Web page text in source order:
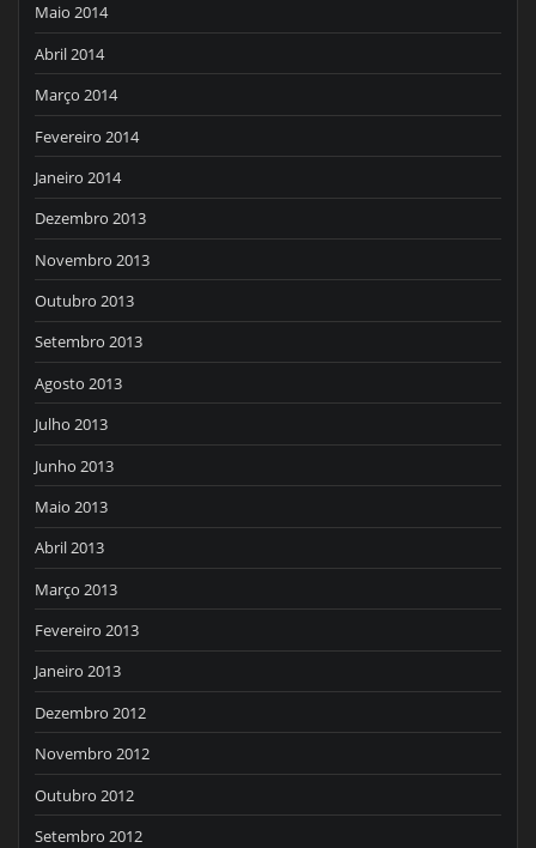
Maio 2014
Abril 2014
Março 2014
Fevereiro 2014
Janeiro 2014
Dezembro 2013
Novembro 2013
Outubro 2013
Setembro 2013
Agosto 2013
Julho 2013
Junho 2013
Maio 2013
Abril 2013
Março 2013
Fevereiro 2013
Janeiro 2013
Dezembro 2012
Novembro 2012
Outubro 2012
Setembro 2012